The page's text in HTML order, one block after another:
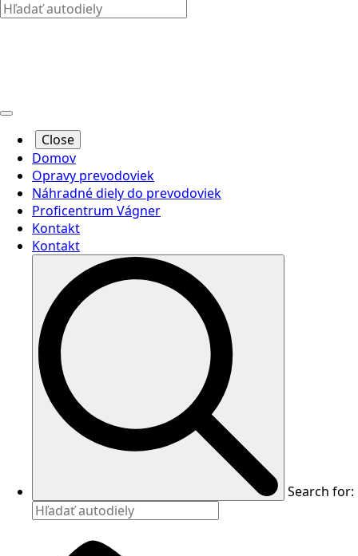
Close
Domov
Opravy prevodoviek
Náhradné diely do prevodoviek
Proficentrum Vágner
Kontakt
Kontakt
Search for: